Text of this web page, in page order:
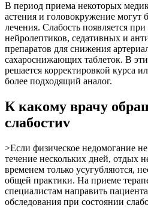
В период приема некоторых
астения и головокружение
лечения. Слабость появляется
нейролептиков, седативных и
препаратов для снижения
сахароснижающих таблеток. В
решается корректировкой курса
более подходящий аналог.
К какому врачу
слабостиv
>Если физическое недомогание
течение нескольких дней, отдых
временем только усугубляются,
общей практики. На приеме
специалистам направить
обследования при состоянии